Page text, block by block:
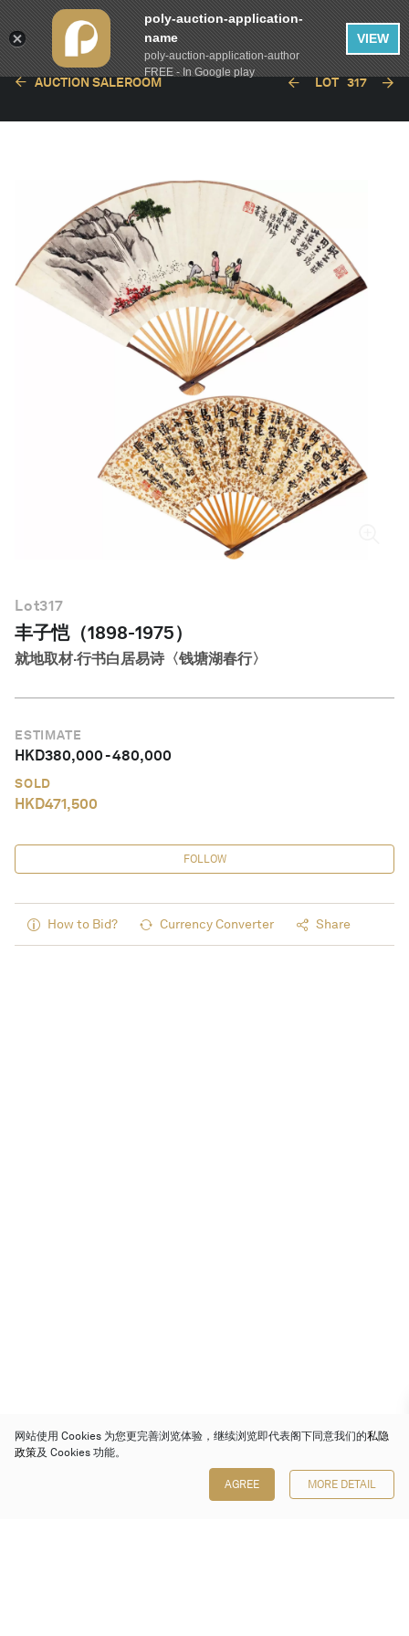
AUCTION SALEROOM LOT 317
Lot317
丰子恺（1898-1975）
就地取材·行书白居易诗〈钱塘湖春行〉
ESTIMATE
HKD380,000-480,000
SOLD
HKD471,500
FOLLOW
How to Bid? Currency Converter Share
网站使用 Cookies 为您更完善浏览体验，继续浏览即代表阁下同意我们的私隐
政策及 Cookies 功能。
AGREE MORE DETAIL
poly-auction-application-
name
poly-auction-application-author
FREE - In Google play
VIEW